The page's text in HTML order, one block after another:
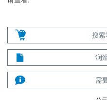
搜
润
需